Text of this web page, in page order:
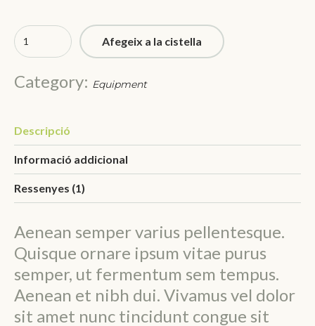
Afegeix a la cistella
Category: Equipment
Descripció
Informació addicional
Ressenyes (1)
Aenean semper varius pellentesque.
Quisque ornare ipsum vitae purus
semper, ut fermentum sem tempus.
Aenean et nibh dui. Vivamus vel dolor
sit amet nunc tincidunt congue sit